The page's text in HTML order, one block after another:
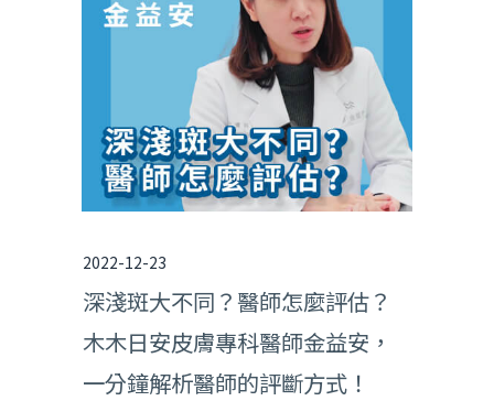
2022-12-23
深淺斑大不同？醫師怎麼評估？
木木日安皮膚專科醫師金益安，
一分鐘解析醫師的評斷方式！